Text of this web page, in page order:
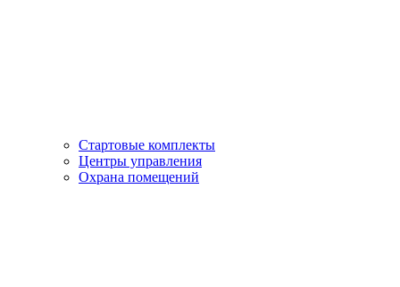
Стартовые комплекты
Центры управления
Охрана помещений